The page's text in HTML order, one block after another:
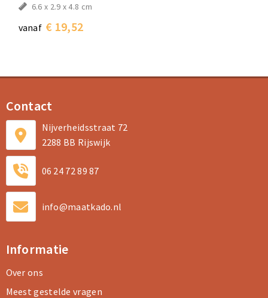
6.6 x 2.9 x 4.8 cm
vanaf € 19,52
Contact
Nijverheidsstraat 72
2288 BB Rijswijk
06 24 72 89 87
info@maatkado.nl
Informatie
Over ons
Meest gestelde vragen